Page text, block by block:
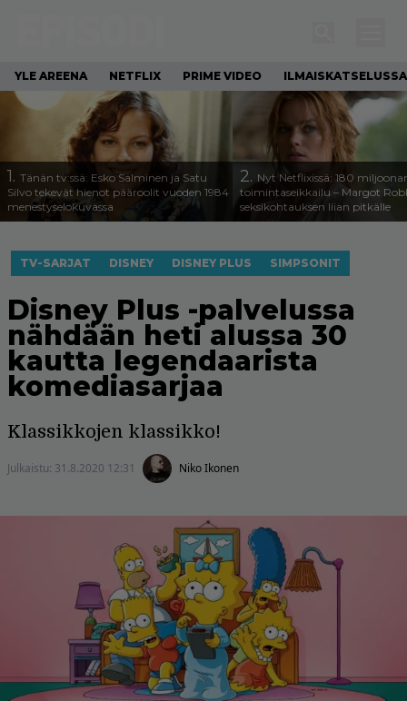
YLE AREENA NETFLIX PRIME VIDEO ILMAISKATSELUSSA
1. Tänän tv:ssä: Esko Salminen ja Satu
Silvo tekevät hienot pääroolit vuoden 1984
menestyselokuvassa
2. Nyt Netflixissä: 180
toimintaseikkailu – Margot
seksikohtauksen liian pitkälle
TV-SARJAT DISNEY DISNEY PLUS SIMPSONIT
Disney Plus -palvelussa
nähdään heti alussa 30
kautta legendaarista
komediasarjaa
Klassikkojen klassikko!
Julkaistu: 31.8.2020 12:31 Niko Ikonen